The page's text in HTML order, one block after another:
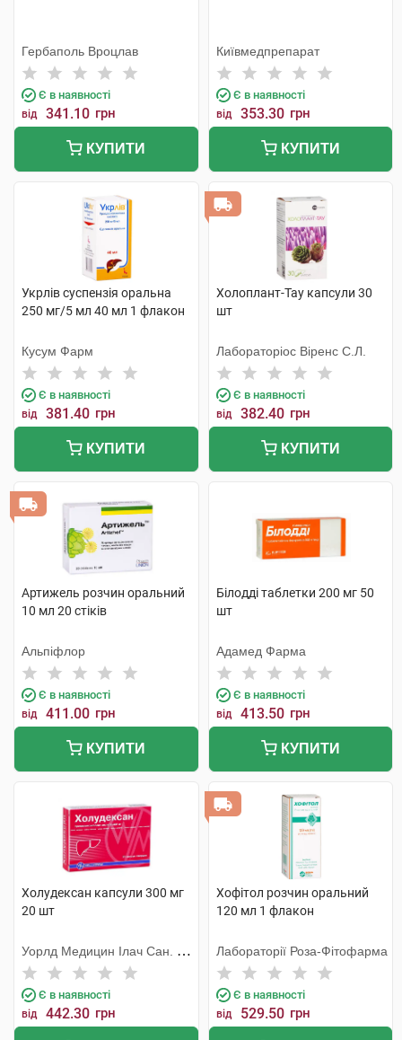
Гербаполь Вроцлав
Є в наявності
від 341.10 грн
КУПИТИ
Київмедпрепарат
Є в наявності
від 353.30 грн
КУПИТИ
Укрлів суспензія оральна
250 мг/5 мл 40 мл 1 флакон
Кусум Фарм
Є в наявності
від 381.40 грн
КУПИТИ
Холоплант-Тау капсули 30
шт
Лабораторіос Віренс С.Л.
Є в наявності
від 382.40 грн
КУПИТИ
Артижель розчин оральний
10 мл 20 стіків
Альпіфлор
Є в наявності
від 411.00 грн
КУПИТИ
Білодді таблетки 200 мг 50
шт
Адамед Фарма
Є в наявності
від 413.50 грн
КУПИТИ
Холудексан капсули 300 мг
20 шт
Уорлд Медицин Ілач Сан. Ве
Тідж
Є в наявності
від 442.30 грн
Хофітол розчин оральний
120 мл 1 флакон
Лабораторії Роза-Фітофарма
Є в наявності
від 529.50 грн